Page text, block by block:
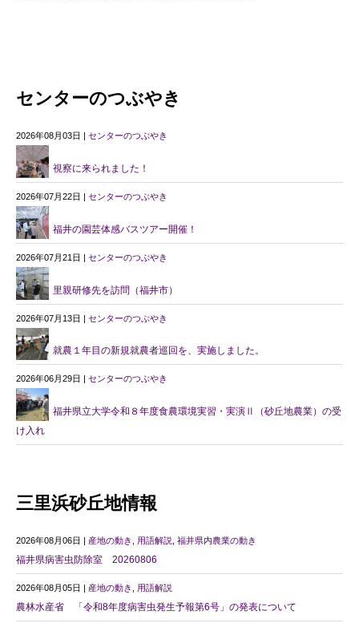
センターのつぶやき
2026年08月03日 | センターのつぶやき
視察に来られました！
2026年07月22日 | センターのつぶやき
福井の園芸体感バスツアー開催！
2026年07月21日 | センターのつぶやき
里親研修先を訪問（福井市）
2026年07月13日 | センターのつぶやき
就農１年目の新規就農者巡回を、実施しました。
2026年06月29日 | センターのつぶやき
福井県立大学令和８年度食農環境実習・実演Ⅱ（砂丘地農業）の受
け入れ
三里浜砂丘地情報
2026年08月06日 | 産地の動き 用語解説 福井県内農業の動き
福井県病害虫防除室 20260806
2026年08月05日 | 産地の動き 用語解説
農林水産省 「令和8年度病害虫発生予報第6号」の発表について